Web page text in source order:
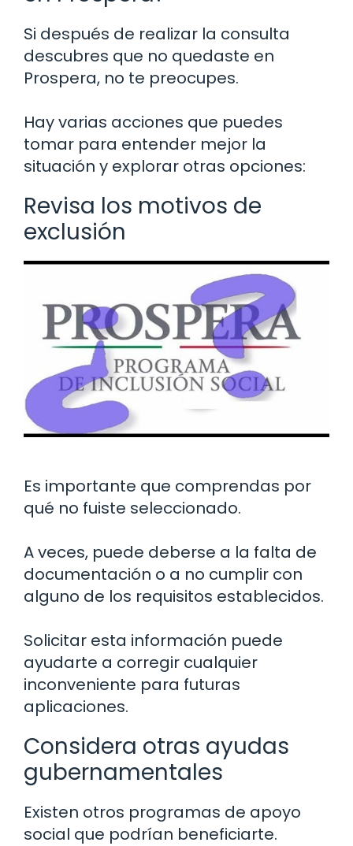
Si después de realizar la consulta
descubres que no quedaste en
Prospera, no te preocupes.
Hay varias acciones que puedes
tomar para entender mejor la
situación y explorar otras opciones:
Revisa los motivos de
exclusión
Es importante que comprendas por
qué no fuiste seleccionado.
A veces, puede deberse a la falta de
documentación o a no cumplir con
alguno de los requisitos establecidos.
Solicitar esta información puede
ayudarte a corregir cualquier
inconveniente para futuras
aplicaciones.
Considera otras ayudas
gubernamentales
Existen otros programas de apoyo
social que podrían beneficiarte.